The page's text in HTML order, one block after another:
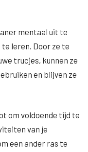
mentaal uit te
leren. Door ze te
trucjes, kunnen ze
en blijven ze
om voldoende tijd te
van je
een ander ras te